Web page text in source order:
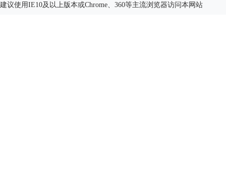
建议使用IE10及以上版本或Chrome、360等主流浏览器访问本网站